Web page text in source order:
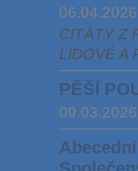
06.04.2026
CITÁTY Z
LIDOVÉ A
PĚŠÍ
09.03.2026